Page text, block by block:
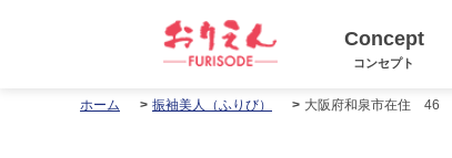
Concept
コンセプト
ホーム 振袖美人（ふりび） 大阪府和泉市在住 46